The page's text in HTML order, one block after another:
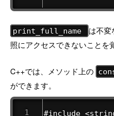
print_full_name は不
照にアクセスできないことを
C++では、メソッド上の
ができます。
#include